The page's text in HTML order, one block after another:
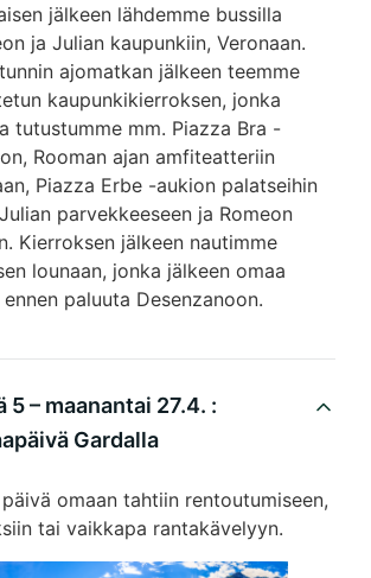
jälkeen lähdemme bussilla
ja Julian kaupunkiin, Veronaan.
ajomatkan jälkeen teemme
kaupunkikierroksen, jonka
tutustumme mm. Piazza Bra -
Rooman ajan amfiteatteriin
Piazza Erbe -aukion palatseihin
parvekkeeseen ja Romeon
Kierroksen jälkeen nautimme
lounaan, jonka jälkeen omaa
paluuta Desenzanoon.
5 – maanantai 27.4. :
Gardalla
omaan tahtiin rentoutumiseen,
tai vaikkapa rantakävelyyn.